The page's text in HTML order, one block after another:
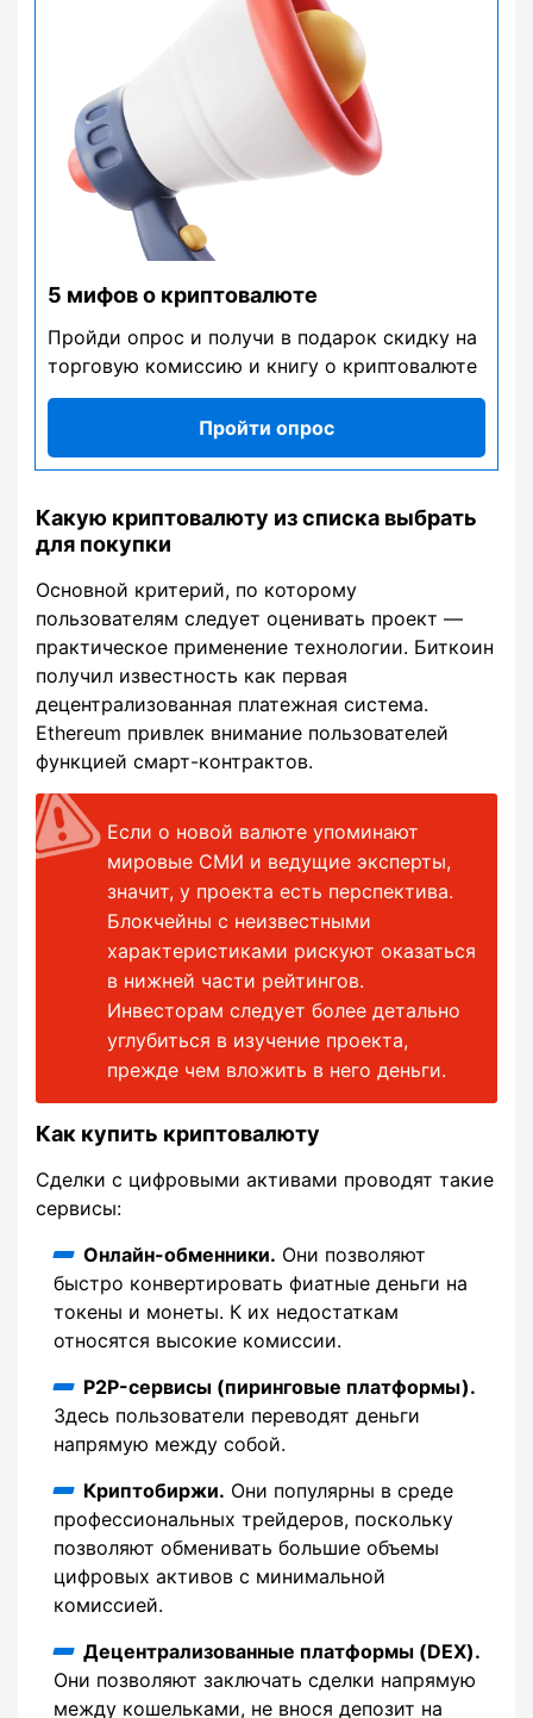
5 мифов о криптовалюте
Пройди опрос и получи в подарок скидку на
торговую комиссию и книгу о криптовалюте
Пройти опрос
Какую криптовалюту из списка выбрать
для покупки
Основной критерий, по которому
пользователям следует оценивать проект ―
практическое применение технологии. Биткоин
получил известность как первая
децентрализованная платежная система.
Ethereum привлек внимание пользователей
функцией смарт-контрактов.
Если о новой валюте упоминают
мировые СМИ и ведущие эксперты,
значит, у проекта есть перспектива.
Блокчейны с неизвестными
характеристиками рискуют оказаться
в нижней части рейтингов.
Инвесторам следует более детально
углубиться в изучение проекта,
прежде чем вложить в него деньги.
Как купить криптовалюту
Сделки с цифровыми активами проводят такие
сервисы:
Онлайн-обменники. Они позволяют
быстро конвертировать фиатные деньги на
токены и монеты. К их недостаткам
относятся высокие комиссии.
P2P-сервисы (пиринговые платформы).
Здесь пользователи переводят деньги
напрямую между собой.
Криптобиржи. Они популярны в среде
профессиональных трейдеров, поскольку
позволяют обменивать большие объемы
цифровых активов с минимальной
комиссией.
Децентрализованные платформы (DEX).
Они позволяют заключать сделки напрямую
между кошельками, не внося депозит на